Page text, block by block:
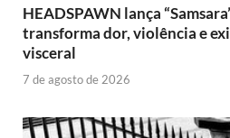
HEADSPAWN lança
transforma dor, violência e
visceral
7 de agosto de 2026